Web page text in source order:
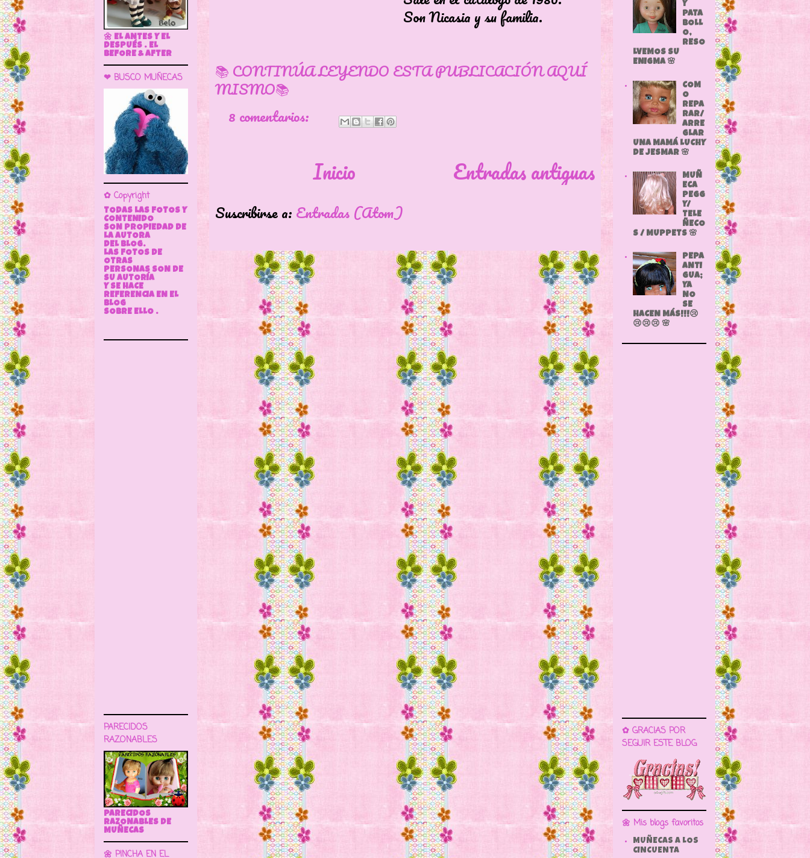
Son Nicasia y su familia.
📚 CONTINÚA LEYENDO ESTA PUBLICACIÓN AQUÍ
MISMO📚
8 comentarios:
Entradas antiguas
Inicio
Suscribirse a: Entradas (Atom)
🌼 EL ANTES Y EL
DESPUÉS . EL
BEFORE & AFTER
❤ BUSCO MUÑECAS
✿ Copyright
TODAS LAS FOTOS Y
CONTENIDO
SON PROPIEDAD DE
LA AUTORA
DEL BLOG.
LAS FOTOS DE
OTRAS
PERSONAS SON DE
SU AUTORÍA
Y SE HACE
REFERENCIA EN EL
BLOG
SOBRE ELLO .
PARECIDOS
RAZONABLES
PARECIDOS
RAZONABLES DE
MUÑECAS
🌼 PINCHA EN EL
Y
PATA
BOLL
O,
RESO
LVEMOS SU
ENIGMA 🌸
COM
O
REPA
RAR/
ARRE
GLAR
UNA MAMÁ LUCHY
DE JESMAR 🌸
MUÑ
ECA
PEGG
Y/
TELE
ÑECO
S / MUPPETS 🌸
PEPA
ANTI
GUA;
YA
NO
SE
HACEN MÁS!!!😢
😢😢😢 🌸
✿ GRACIAS POR
SEGUIR ESTE BLOG
🌼 Mis blogs favoritos
MUÑECAS A LOS
CINCUENTA